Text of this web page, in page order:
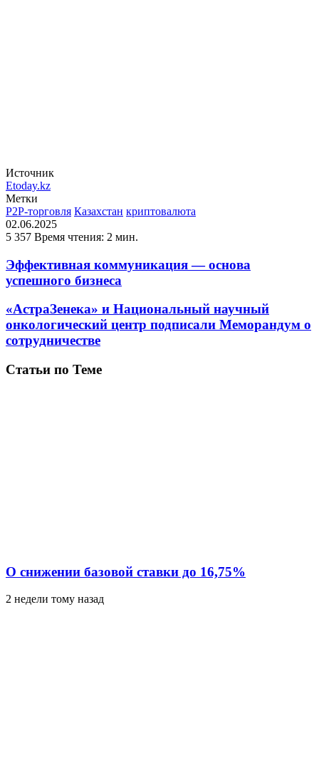
Источник
Etoday.kz
Метки
P2P-торговля Казахстан криптовалюта
02.06.2025
5 357 Время чтения: 2 мин.
Эффективная коммуникация — основа
успешного бизнеса
«АстраЗенека» и Национальный научный
онкологический центр подписали Меморандум о
сотрудничестве
Статьи по Теме
О снижении базовой ставки до 16,75%
2 недели тому назад